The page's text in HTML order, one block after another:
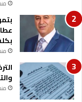
و
م
-
أ
س
م
ا
ء
بكلفة
منذ 3
منذ 3